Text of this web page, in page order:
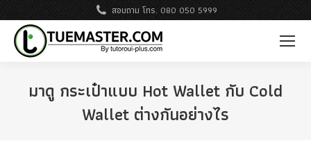
สอบถาม โทร. 080 050 5999
มาดู กระเป๋าแบบ Hot Wallet กับ Cold
Wallet ต่างกันอย่างไร